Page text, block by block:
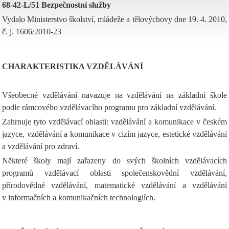
68-42-L/51 Bezpečnostní služby
Vydalo Ministerstvo školství, mládeže a tělovýchovy dne 19. 4. 2010,
č. j. 1606/2010-23
CHARAKTERISTIKA VZDĚLÁVÁNÍ
Všeobecné vzdělávání navazuje na vzdělávání na základní škole
podle rámcového vzdělávacího programu pro základní vzdělávání.
Zahrnuje tyto vzdělávací oblasti: vzdělávání a komunikace v českém
jazyce, vzdělávání a komunikace v cizím jazyce, estetické vzdělávání
a vzdělávání pro zdraví.
Některé školy mají zařazeny do svých školních vzdělávacích
programů vzdělávací oblasti společenskovědní vzdělávání,
přírodovědné vzdělávání, matematické vzdělávání a vzdělávání
v informačních a komunikačních technologiích.